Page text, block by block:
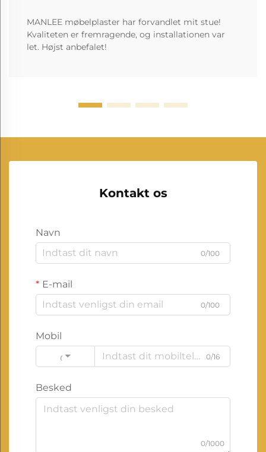
MANLEE møbelplaster har forvandlet mit stue!
Kvaliteten er fremragende, og installationen var
let. Højst anbefalet!
Kontakt os
Navn
0/100
E-mail
0/100
Mobil
Code
0/16
Besked
0/1000